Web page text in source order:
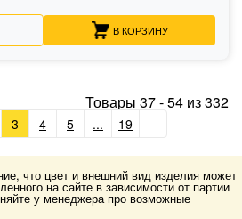
В КОРЗИНУ
Товары 37-54 из332
3 4 5 ... 19
что цвет и внешний вид изделия может
на сайте в зависимости от партии
у менеджера про возможные